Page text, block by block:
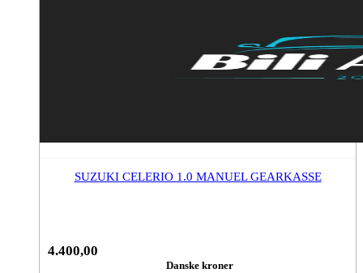
SUZUKI CELERIO 1.0 MANUEL GEARKASSE
4.400,00
Danske kroner